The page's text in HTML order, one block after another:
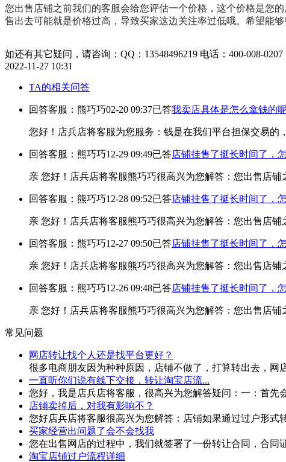
您出售店铺之前我们的客服会给您评估一个价格，这个价格是您
售出去可能就是价格过高，导致买家这边关注率过低哦。希望能够
如还有其它疑问，请咨询：QQ：13548496219 电话：400-008-0207
2022-11-27 10:31
TA的相关问答
回答客服：熊巧巧02-20 09:37已答我卖店具体是怎么拿钱的
您好！店兵店将客服为您服务：钱是在我们平台担保交易
回答客服：熊巧巧12-29 09:49已答店铺挂售了挺长时间了，
亲 您好！店兵店将客服熊巧巧很高兴为您解答：您出售店
回答客服：熊巧巧12-28 09:52已答店铺挂售了挺长时间了，
亲 您好！店兵店将客服熊巧巧很高兴为您解答：您出售店
回答客服：熊巧巧12-27 09:50已答店铺挂售了挺长时间了，
亲 您好！店兵店将客服熊巧巧很高兴为您解答：您出售店
回答客服：熊巧巧12-26 09:48已答店铺挂售了挺长时间了，
亲 您好！店兵店将客服熊巧巧很高兴为您解答：您出售店
常见问题
网店转让找个人还是找平台更好？
很多电商朋友因为种种原因，店铺不做了，打算转出去，
一直听你们说有线下交接，转让淘宝店流...
您好，我是店兵店将客服，很高兴为您解答疑问：一：首
店铺卖掉后，对我有影响不？
您好店兵店将客服很高兴为您解答：店铺如果通过过户形
买家经营出问题了会不会找我
您在出售网店的过程中，我们就签署了一份转让合同，合
淘宝店铺过户流程详细